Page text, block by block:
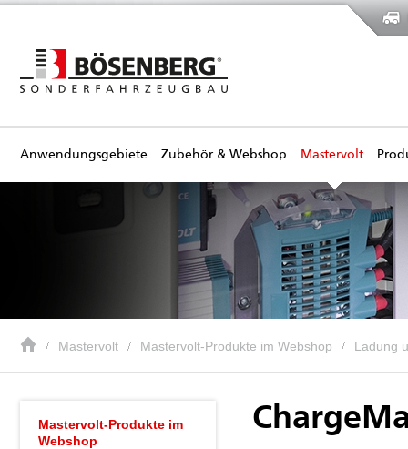
Anwendungsgebiete Zubehör & Webshop Mastervolt
Mastervolt Mastervolt-Produkte im Webshop Ladung
Mastervolt-Produkte im
Webshop